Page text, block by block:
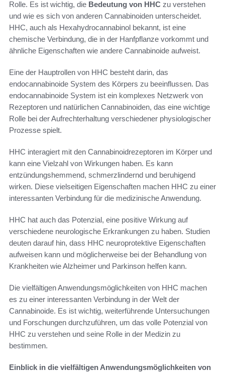
Rolle. Es ist wichtig, die Bedeutung von HHC zu verstehen
und wie es sich von anderen Cannabinoiden unterscheidet.
HHC, auch als Hexahydrocannabinol bekannt, ist eine
chemische Verbindung, die in der Hanfpflanze vorkommt und
ähnliche Eigenschaften wie andere Cannabinoide aufweist.
Eine der Hauptrollen von HHC besteht darin, das
endocannabinoide System des Körpers zu beeinflussen. Das
endocannabinoide System ist ein komplexes Netzwerk von
Rezeptoren und natürlichen Cannabinoiden, das eine wichtige
Rolle bei der Aufrechterhaltung verschiedener physiologischer
Prozesse spielt.
HHC interagiert mit den Cannabinoidrezeptoren im Körper und
kann eine Vielzahl von Wirkungen haben. Es kann
entzündungshemmend, schmerzlindernd und beruhigend
wirken. Diese vielseitigen Eigenschaften machen HHC zu einer
interessanten Verbindung für die medizinische Anwendung.
HHC hat auch das Potenzial, eine positive Wirkung auf
verschiedene neurologische Erkrankungen zu haben. Studien
deuten darauf hin, dass HHC neuroprotektive Eigenschaften
aufweisen kann und möglicherweise bei der Behandlung von
Krankheiten wie Alzheimer und Parkinson helfen kann.
Die vielfältigen Anwendungsmöglichkeiten von HHC machen
es zu einer interessanten Verbindung in der Welt der
Cannabinoide. Es ist wichtig, weiterführende Untersuchungen
und Forschungen durchzuführen, um das volle Potenzial von
HHC zu verstehen und seine Rolle in der Medizin zu
bestimmen.
Einblick in die vielfältigen Anwendungsmöglichkeiten von